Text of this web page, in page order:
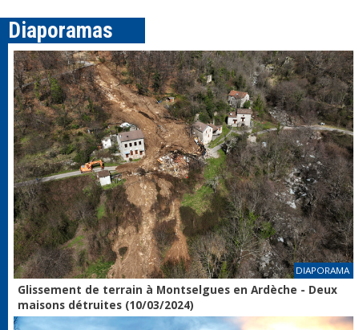
Diaporamas
DIAPORAMA
Glissement de terrain à Montselgues en Ardèche - Deux
maisons détruites (10/03/2024)